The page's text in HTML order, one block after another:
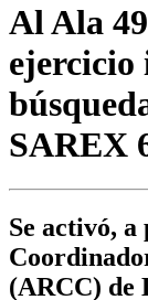
Al Ala
ejercicio
SAREX
Se activó,
(ARCC) de